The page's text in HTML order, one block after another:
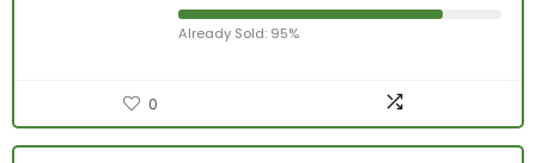
Already Sold: 95%
0